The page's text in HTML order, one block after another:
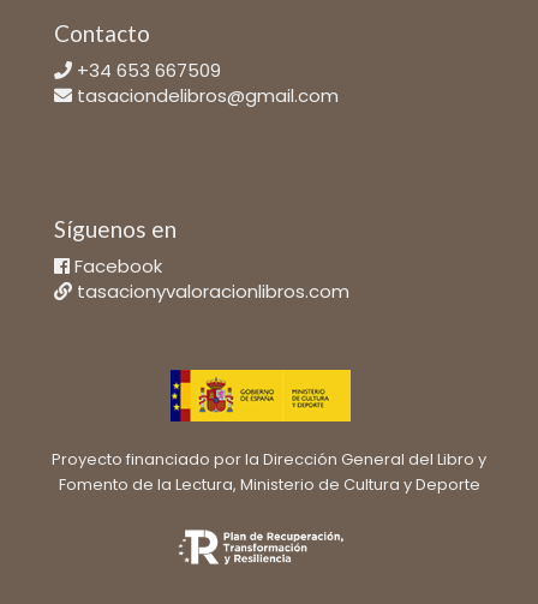
Contacto
+34 653 667509
tasaciondelibros@gmail.com
Síguenos en
Facebook
tasacionyvaloracionlibros.com
Proyecto financiado por la Dirección General del Libro y
Fomento de la Lectura, Ministerio de Cultura y Deporte